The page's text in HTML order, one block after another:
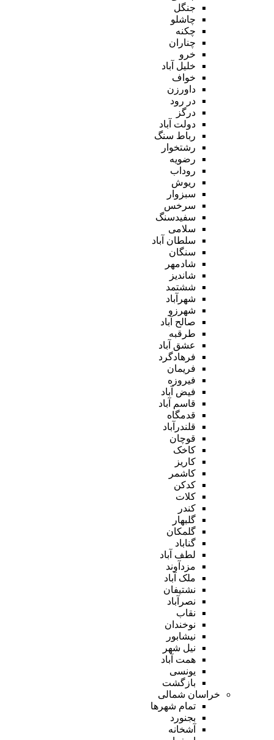
جنگل
چاشلو
چکنه
چناران
خرو
خلیل آباد
خواف
داورزن
در رود
درگز
دولت آباد
رباط سنگ
رشتخوار
رضویه
روداب
ریوش
سبزوار
سرخس
سفیدسنگ
سلامی
سلطان آباد
سنگان
شادمهر
شاندیز
ششتمد
شهرآباد
شهرزو
صالح آباد
طرقبه
عشق آباد
فرهادگرد
فریمان
فیروزه
فیض آباد
قاسم آباد
قدمگاه
قلندرآباد
قوچان
کاخک
کاریز
کاشمر
کدکن
کلات
کندر
گلبهار
گلمکان
گناباد
لطف آباد
مزدآوند
ملک آباد
نشتیفان
نصرآباد
نقاب
نوخندان
نیشابور
نیل شهر
همت آباد
یونسی
بازگشت
خراسان شمالی
تمام شهر‌ها
بجنورد
آشخانه